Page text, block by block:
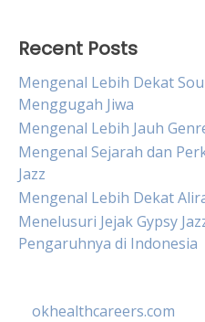
Recent Posts
Mengenal Lebih Dekat
Menggugah Jiwa
Mengenal Lebih Jauh
Mengenal Sejarah dan
Jazz
Mengenal Lebih Dekat
Menelusuri Jejak Gypsy
Pengaruhnya di Indonesia
okhealthcareers.com